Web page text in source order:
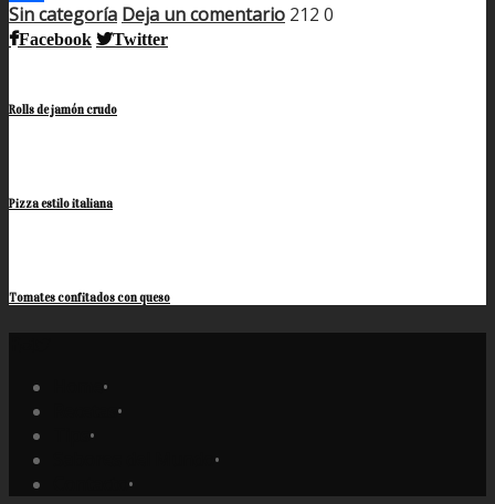
Compartir
Sin categoría Deja un comentario 212 0
Facebook Twitter
Rolls de jamón crudo
Pizza estilo italiana
Tomates confitados con queso
•
•
•
•
•